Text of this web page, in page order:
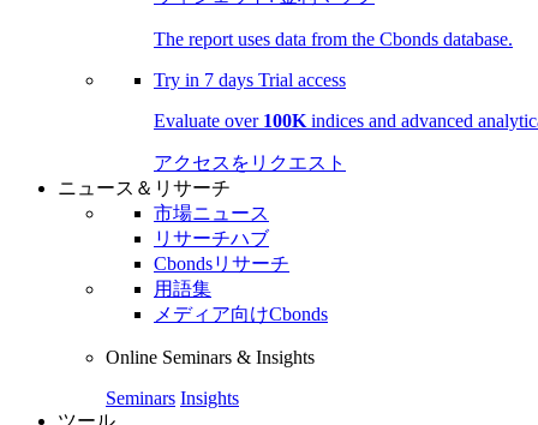
The report uses data from the Cbonds database.
Try in 7 days Trial access
Evaluate over 100K indices and advanced
アクセスをリクエスト
ニュース＆リサーチ
市場ニュース
リサーチハブ
Cbondsリサーチ
用語集
メディア向けCbonds
Online Seminars & Insights
Seminars Insights
ツール